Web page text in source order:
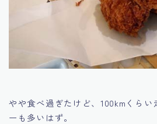
やや食べ過ぎたけど、100kmくらい
ーも多いはず。